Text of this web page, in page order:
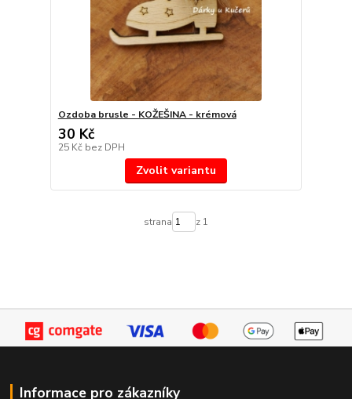
Ozdoba brusle - KOŽEŠINA - krémová
30 Kč
25 Kč bez DPH
Zvolit variantu
strana z 1
Informace pro zákazníky